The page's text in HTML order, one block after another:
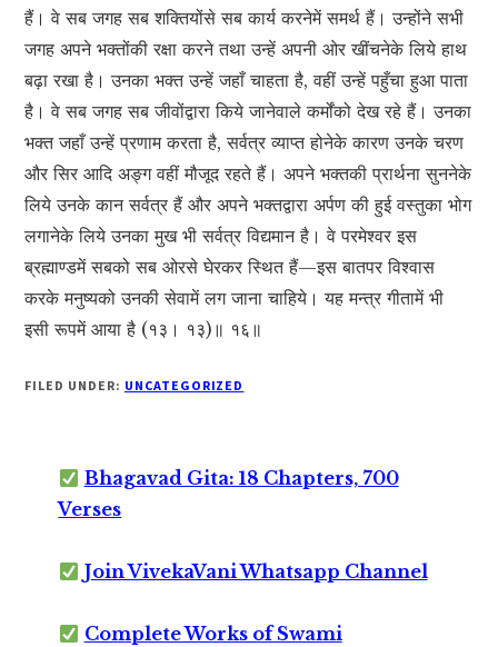
हैं। वे सब जगह सब शक्तियोंसे सब कार्य करनेमें समर्थ हैं। उन्होंने सभी
जगह अपने भक्तोंकी रक्षा करने तथा उन्हें अपनी ओर खींचनेके लिये हाथ
बढ़ा रखा है। उनका भक्त उन्हें जहाँ चाहता है, वहीं उन्हें पहुँचा हुआ पाता
है। वे सब जगह सब जीवोंद्वारा किये जानेवाले कर्मोंको देख रहे हैं। उनका
भक्त जहाँ उन्हें प्रणाम करता है, सर्वत्र व्याप्त होनेके कारण उनके चरण
और सिर आदि अङ्ग वहीं मौजूद रहते हैं। अपने भक्तकी प्रार्थना सुननेके
लिये उनके कान सर्वत्र हैं और अपने भक्तद्वारा अर्पण की हुई वस्तुका भोग
लगानेके लिये उनका मुख भी सर्वत्र विद्यमान है। वे परमेश्वर इस
ब्रह्माण्डमें सबको सब ओरसे घेरकर स्थित हैं—इस बातपर विश्वास
करके मनुष्यको उनकी सेवामें लग जाना चाहिये। यह मन्त्र गीतामें भी
इसी रूपमें आया है (१३। १३)॥ १६॥
FILED UNDER: UNCATEGORIZED
Bhagavad Gita: 18 Chapters, 700
Verses
Join VivekaVani Whatsapp Channel
Complete Works of Swami